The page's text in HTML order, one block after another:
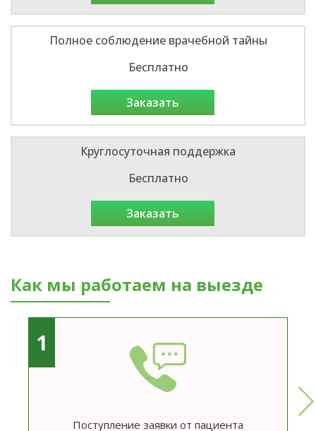
Полное соблюдение врачебной тайны
Бесплатно
заказать
Круглосуточная поддержка
Бесплатно
заказать
Как мы работаем на выезде
1
Поступление заявки от пациента